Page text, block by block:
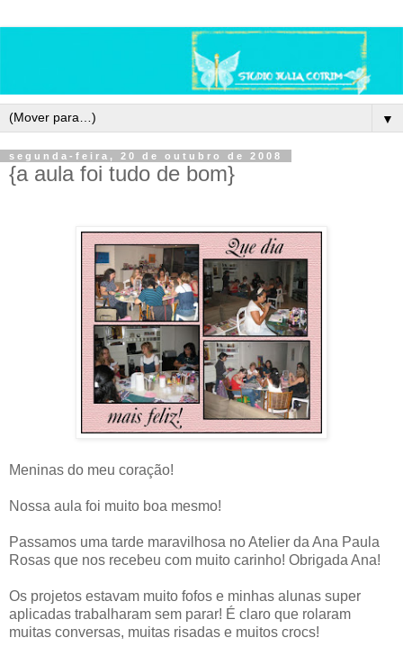
▼
segunda-feira, 20 de outubro de 2008
{a aula foi tudo de bom}
Meninas do meu coração!
Nossa aula foi muito boa mesmo!
Passamos uma tarde maravilhosa no Atelier da Ana Paula
Rosas que nos recebeu com muito carinho! Obrigada Ana!
Os projetos estavam muito fofos e minhas alunas super
aplicadas trabalharam sem parar! É claro que rolaram
muitas conversas, muitas risadas e muitos crocs!